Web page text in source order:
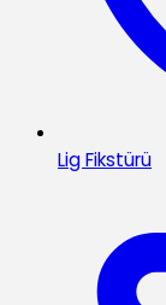
Lig Fikstürü